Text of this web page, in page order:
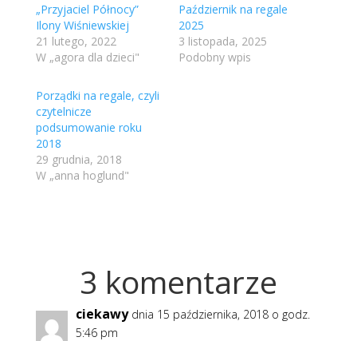
„Przyjaciel Północy”
Ilony Wiśniewskiej
21 lutego, 2022
W „agora dla dzieci"
Październik na regale
2025
3 listopada, 2025
Podobny wpis
Porządki na regale, czyli
czytelnicze
podsumowanie roku
2018
29 grudnia, 2018
W „anna hoglund"
3 komentarze
ciekawy dnia 15 października, 2018 o godz.
5:46 pm